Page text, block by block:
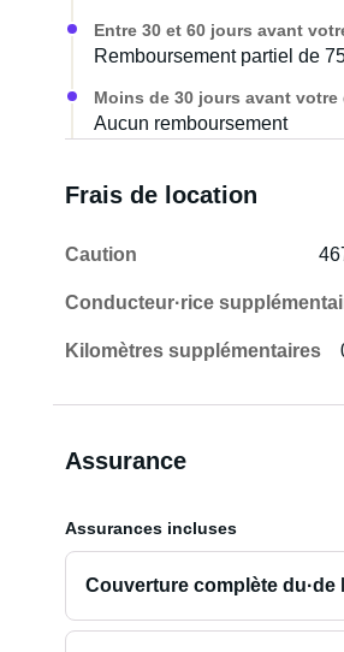
Entre 30 et 60 jours avant
Remboursement partiel de
Moins de 30 jours avant votre
Aucun remboursement
Frais de location
Caution
Conducteur·rice
Kilomètres supplémentaires
Assurance
Assurances incluses
Couverture complète du·de